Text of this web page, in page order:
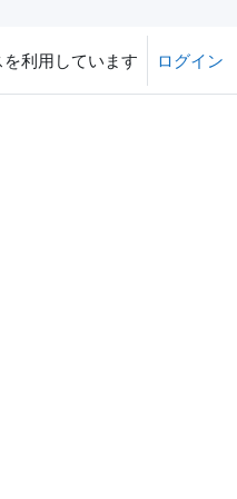
利用しています ログイン